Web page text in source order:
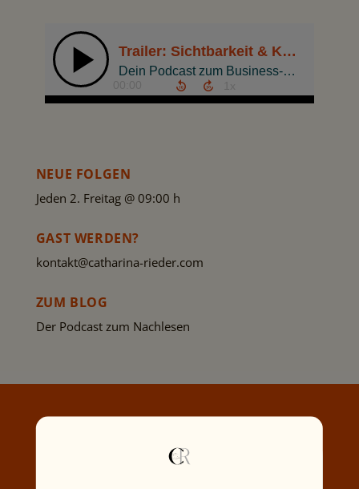
NEUE FOLGEN
Jeden 2. Freitag @ 09:00 h
GAST WERDEN?
kontakt@catharina-rieder.com
ZUM BLOG
Der Podcast zum Nachlesen
AKTUELLE FOLGE